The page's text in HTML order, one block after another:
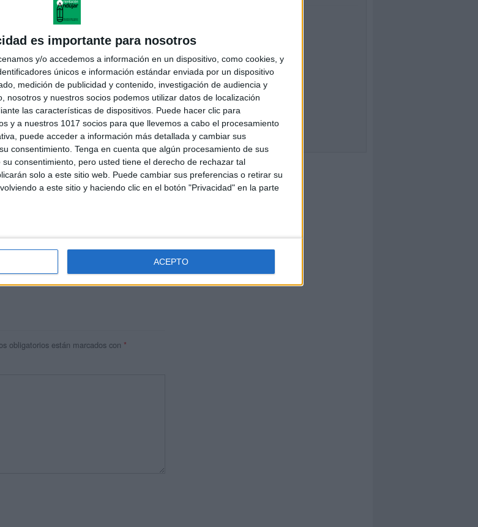
es importante para nosotros
y/o accedemos a información en un dispositivo, como cookies, y
únicos e información estándar enviada por un dispositivo
medición de publicidad y contenido, investigación de audiencia y
nosotros y nuestros socios podemos utilizar datos de localización
las características de dispositivos. Puede hacer clic para
y a nuestros 1017 socios para que llevemos a cabo el procesamiento
puede acceder a información más detallada y cambiar sus
consentimiento. Tenga en cuenta que algún procesamiento de sus
consentimiento, pero usted tiene el derecho de rechazar tal
solo a este sitio web. Puede cambiar sus preferencias o retirar su
a este sitio y haciendo clic en el botón "Privacidad" en la parte
ACEPTO
personal de dos profesores Ginés y
de los contenidos que encontramos
del tiempo, que sus tareas como docentes, y
obligatorios están marcados con *